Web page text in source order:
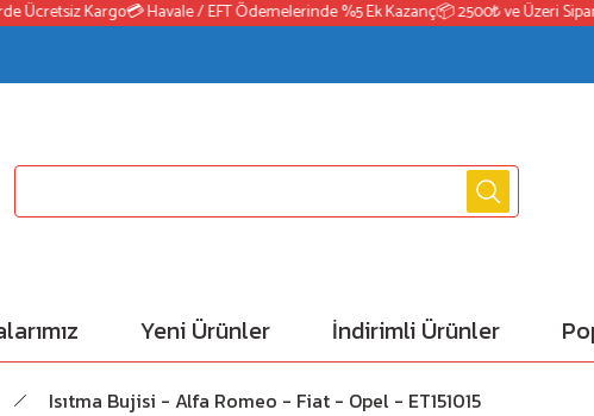
Kargo💳 Havale / EFT Ödemelerinde %5 Ek Kazanç📦 2500₺ ve Üzeri
Yeni Ürünler İndirimli Ürünler
Isıtma Bujisi - Alfa Romeo - Fiat - Opel - ET151015